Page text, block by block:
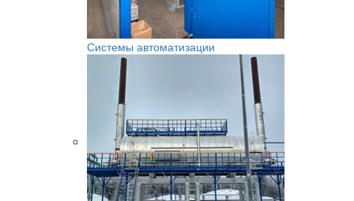
Системы автоматизации